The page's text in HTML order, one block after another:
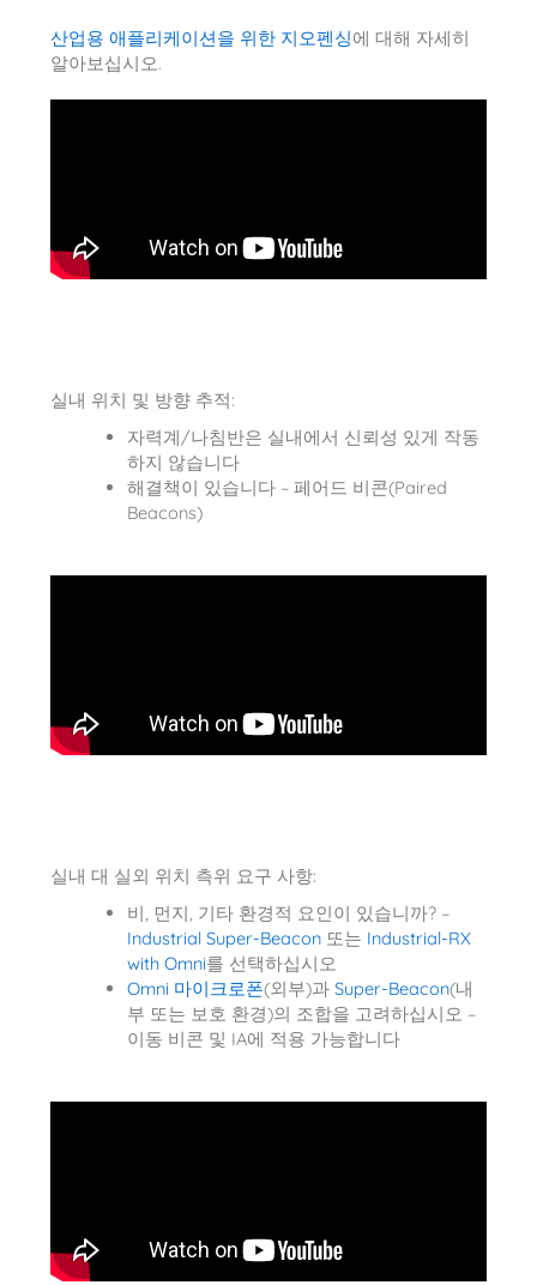
산업용 애플리케이션을 위한 지오펜싱에 대해 자세히
알아보십시오.
실내 위치 및 방향 추적:
자력계/나침반은 실내에서 신뢰성 있게 작동
하지 않습니다
해결책이 있습니다 – 페어드 비콘(Paired
Beacons)
실내 대 실외 위치 측위 요구 사항:
비, 먼지, 기타 환경적 요인이 있습니까? –
Industrial Super-Beacon 또는 Industrial-RX
with Omni를 선택하십시오
Omni 마이크로폰(외부)과Super-Beacon(내
부 또는 보호 환경)의 조합을 고려하십시오 –
이동 비콘 및 IA에 적용 가능합니다